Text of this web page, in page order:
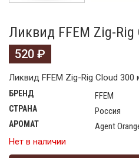
Ликвид FFEM Zig-
520 ₽
Ликвид FFEM Zig-Rig Cloud 300
БРЕНД FFEM
СТРАНА Россия
АРОМАТ
Agent
Нет в наличии